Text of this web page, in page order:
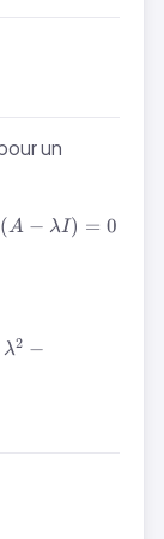
=
un
(A − λI) = 0
λ2 −